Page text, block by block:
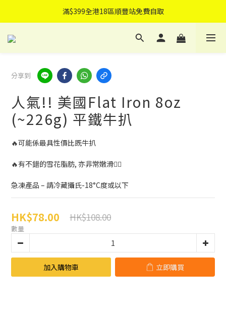
滿$399全港18區順豐站免費自取
滿$399全港18區順豐站免費自取
滿$499免費送貨上門
滿$399全港18區順豐站免費自取
分享到
人氣!! 美國Flat Iron 8oz
(~226g) 平鐵牛扒
🔥可能係最具性價比既牛扒
🔥有不錯的雪花脂肪, 亦非常嫩滑👍🏽
急凍產品 – 請冷藏攝氏-18°C度或以下
HK$78.00 HK$108.00
數量
加入購物車 立即購買